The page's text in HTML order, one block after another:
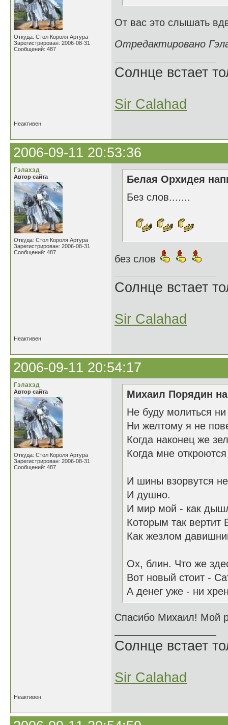
Откуда: Стол Короля Артура
Зарегистрирован: 2006-08-31
Сообщений: 487
От вас это слышать
Отредактировано
Солнце встает
Sir Calahad
Неактивен
2006-09-11 20:53:36
Гэлахэд
Автор сайта
Откуда: Стол Короля Артура
Зарегистрирован: 2006-08-31
Сообщений: 487
Белая Орхидея
Без слов.......
без слов
Солнце встает
Sir Calahad
Неактивен
2006-09-11 20:54:17
Гэлахэд
Автор сайта
Откуда: Стол Короля Артура
Зарегистрирован: 2006-08-31
Сообщений: 487
Михаил Порядин
Не буду молиться
Ни желтому я не
Когда наконец же
Когда мне
И шины взорвутся
И душно.
И мир мой - как
Которым так вертит
Как жезлом
Ох, блин. Что же
Вот новый стоит -
А денег уже - ни
Спасибо Михаил! Мой
Солнце встает
Sir Calahad
Неактивен